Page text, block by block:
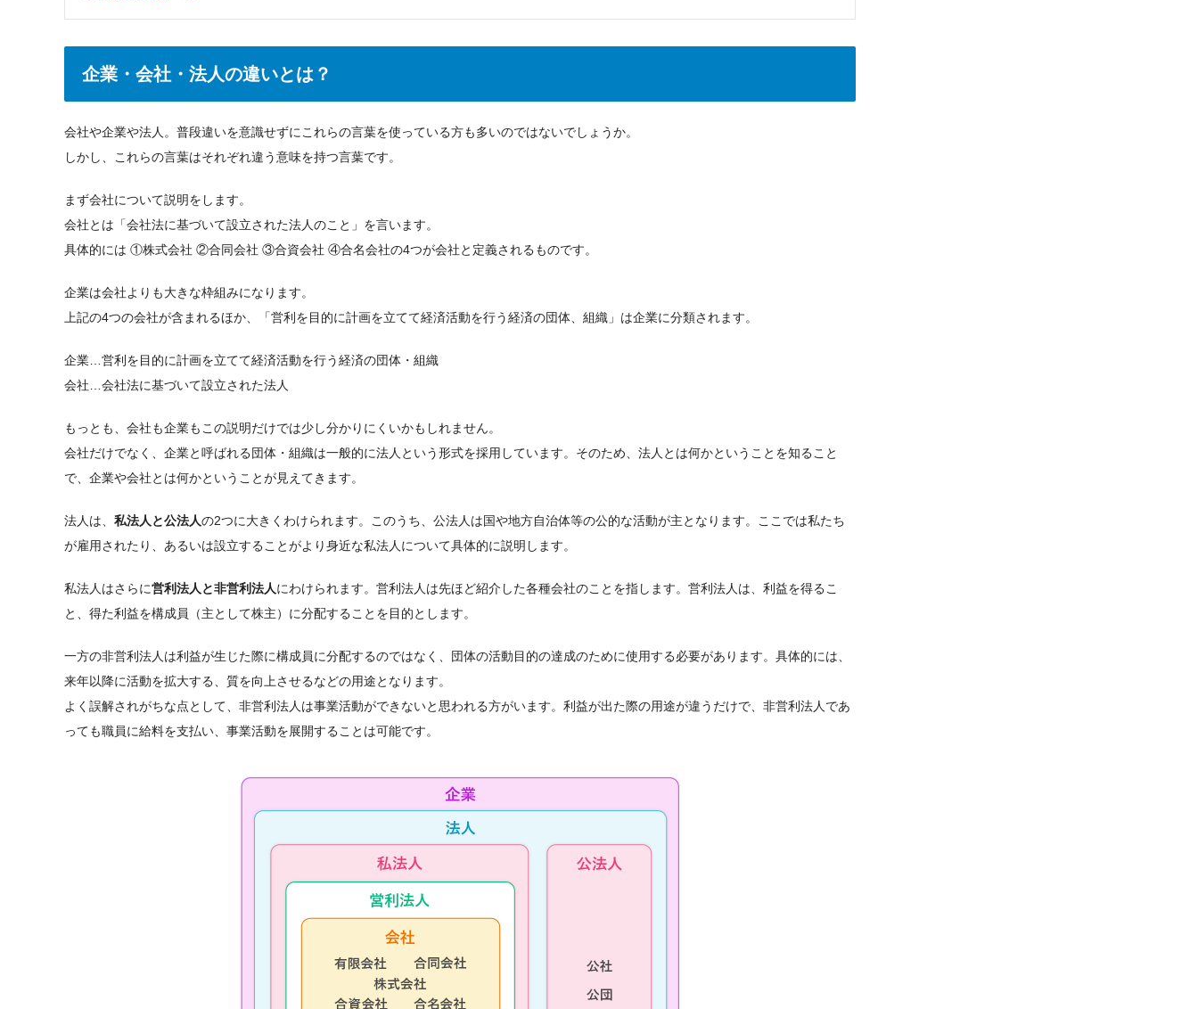
企業・会社・法人の違いとは？
会社や企業や法人。普段違いを意識せずにこれらの言葉を使っている方も多いのではないでしょうか。
しかし、これらの言葉はそれぞれ違う意味を持つ言葉です。
まず会社について説明をします。
会社とは「会社法に基づいて設立された法人のこと」を言います。
具体的には ①株式会社 ②合同会社 ③合資会社 ④合名会社の4つが会社と定義されるものです。
企業は会社よりも大きな枠組みになります。
上記の4つの会社が含まれるほか、「営利を目的に計画を立てて経済活動を行う経済の団体、組織」は企業に分類されます。
企業…営利を目的に計画を立てて経済活動を行う経済の団体・組織
会社…会社法に基づいて設立された法人
もっとも、会社も企業もこの説明だけでは少し分かりにくいかもしれません。
会社だけでなく、企業と呼ばれる団体・組織は一般的に法人という形式を採用しています。そのため、法人とは何かということを知ること
で、企業や会社とは何かということが見えてきます。
法人は、 私法人と公法人の2つに大きくわけられます。このうち、公法人は国や地方自治体等の公的な活動が主となります。ここでは私たち
が雇用されたり、あるいは設立することがより身近な私法人について具体的に説明します。
私法人はさらに営利法人と非営利法人にわけられます。営利法人は先ほど紹介した各種会社のことを指します。営利法人は、利益を得るこ
と、得た利益を構成員（主として株主）に分配することを目的とします。
一方の非営利法人は利益が生じた際に構成員に分配するのではなく、団体の活動目的の達成のために使用する必要があります。具体的には、
来年以降に活動を拡大する、質を向上させるなどの用途となります。
よく誤解されがちな点として、非営利法人は事業活動ができないと思われる方がいます。利益が出た際の用途が違うだけで、非営利法人であ
っても職員に給料を支払い、事業活動を展開することは可能です。